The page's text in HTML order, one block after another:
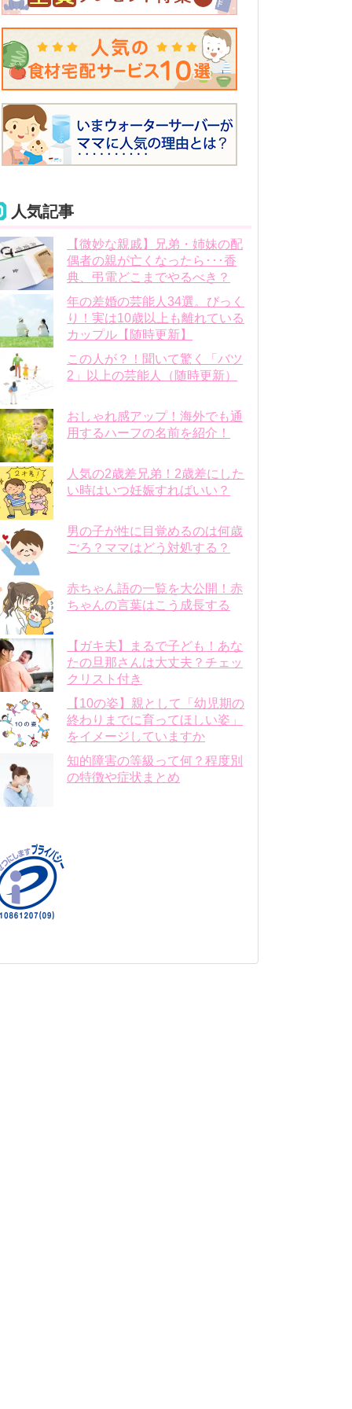
人気記事
【微妙な親戚】兄弟・姉妹の配
偶者の親が亡くなったら･･･香
典、弔電どこまでやるべき？
年の差婚の芸能人34選。びっく
り！実は10歳以上も離れている
カップル【随時更新】
この人が？！聞いて驚く「バツ
2」以上の芸能人（随時更新）
おしゃれ感アップ！海外でも通
用するハーフの名前を紹介！
人気の2歳差兄弟！2歳差にした
い時はいつ妊娠すればいい？
男の子が性に目覚めるのは何歳
ごろ？ママはどう対処する？
赤ちゃん語の一覧を大公開！赤
ちゃんの言葉はこう成長する
【ガキ夫】まるで子ども！あな
たの旦那さんは大丈夫？チェッ
クリスト付き
【10の姿】親として「幼児期の
終わりまでに育ってほしい姿」
をイメージしていますか
知的障害の等級って何？程度別
の特徴や症状まとめ